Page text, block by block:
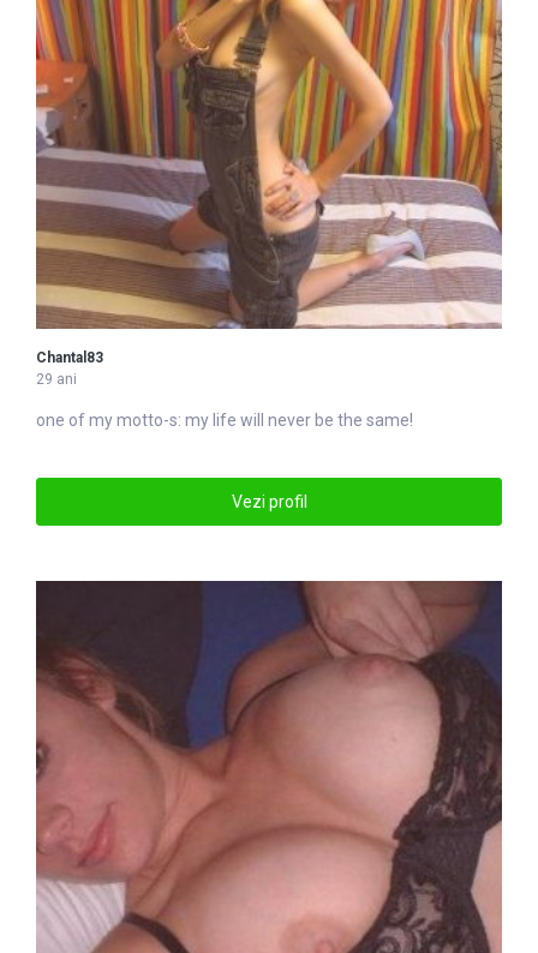
Chantal83
29 ani
one of my motto-s: my life will never be the same!
Vezi profil